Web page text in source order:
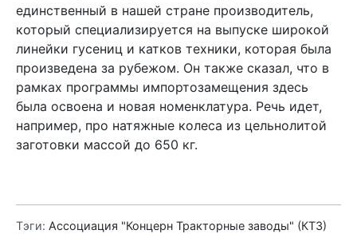
единственный в нашей стране производитель,
который специализируется на выпуске широкой
линейки гусениц и катков техники, которая была
произведена за рубежом. Он также сказал, что в
рамках программы импортозамещения здесь
была освоена и новая номенклатура. Речь идет,
например, про натяжные колеса из цельнолитой
заготовки массой до 650 кг.
Тэги: Ассоциация "Концерн Тракторные заводы" (КТЗ)